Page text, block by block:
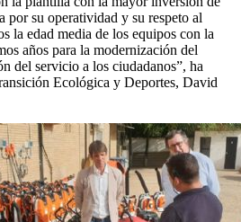
por su operatividad y su respeto al
la edad media de los equipos con la
años para la modernización del
del servicio a los ciudadanos”, ha
Ecológica y Deportes, David